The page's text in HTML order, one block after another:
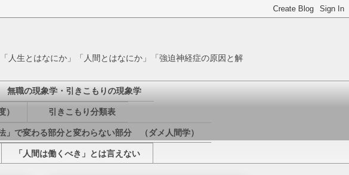
人生とはなにか」「人間とはなにか」「強迫神経症の原因と解
無職の現象学・引きこもりの現象学
） 引きこもり分類表
」で変わる部分と変わらない部分 （ダメ人間学）
「人間は働くべき」とは言えない